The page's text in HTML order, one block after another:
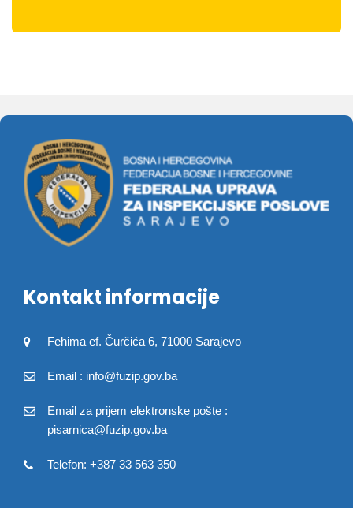
Kontakt informacije
Fehima ef. Čurčića 6, 71000 Sarajevo
Email : info@fuzip.gov.ba
Email za prijem elektronske pošte :
pisarnica@fuzip.gov.ba
Telefon: +387 33 563 350